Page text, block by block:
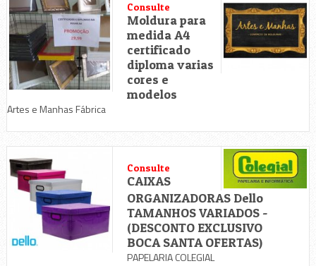
Consulte
Moldura para
medida A4
certificado
diploma varias
cores e
modelos
Artes e Manhas Fábrica
Consulte
CAIXAS
ORGANIZADORAS Dello
TAMANHOS VARIADOS -
(DESCONTO EXCLUSIVO
BOCA SANTA OFERTAS)
PAPELARIA COLEGIAL